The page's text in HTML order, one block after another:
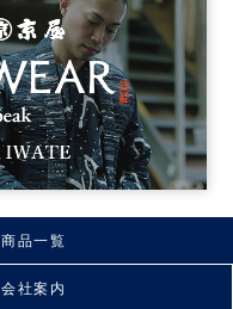
商品一覧
会社案内